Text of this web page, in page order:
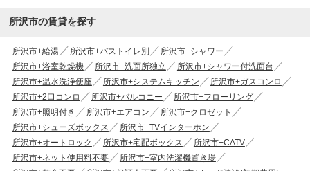
所沢市の賃貸を探す
所沢市+給湯 所沢市+バストイレ別
所沢市+シャワー
所沢市+浴室乾燥機
所沢市+洗面所独立
所沢市+シャワー付洗面台
所沢市+温水洗浄便座
所沢市+システムキッチン
所沢市+ガスコンロ
所沢市+2口コンロ
所沢市+バルコニー
所沢市+フローリング
所沢市+照明付き
所沢市+エアコン
所沢市+クロゼット
所沢市+シューズボックス
所沢市+TVインターホン
所沢市+オートロック
所沢市+宅配ボックス
所沢市+CATV
所沢市+ネット使用料不要
所沢市+室内洗濯機置き場